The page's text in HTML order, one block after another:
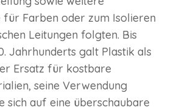
für Farben oder zum Isolieren
Leitungen folgten. Bis
Jahrhunderts galt Plastik als
Ersatz für kostbare
seine Verwendung
sich auf eine überschaubare